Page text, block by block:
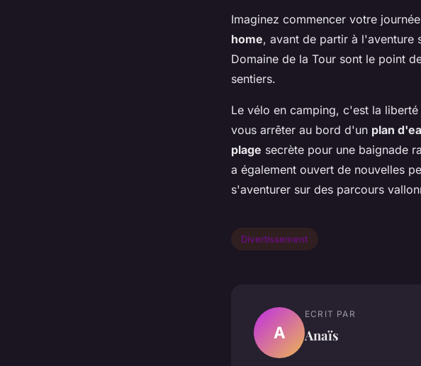
Imaginez commencer votre
home, avant de partir à l'aventure
Domaine de la Tour sont le point
sentiers.
Le vélo en camping, c'est la
vous arrêter au bord d'un plan
plage secrète pour une baignade
a également ouvert de nouvelles
s'aventurer sur des parcours
Divertissement
A
ECRIT PAR
Anaïs